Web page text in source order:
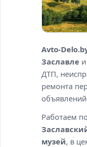
Avto-
Заславле
ДТП,
ремонта
Работаем
музей, в